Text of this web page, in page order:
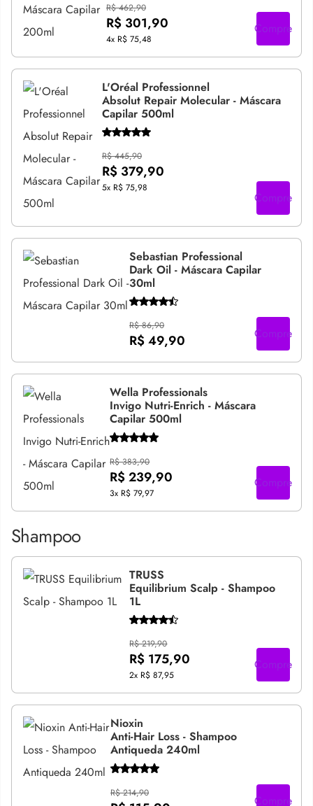
R$ 462,90
R$ 301,90
4x R$ 75,48
Compre
L'Oréal Professionnel
Absolut Repair Molecular - Máscara
Capilar 500ml
R$ 445,90
R$ 379,90
5x R$ 75,98
Compre
Sebastian Professional
Dark Oil - Máscara Capilar
30ml
R$ 86,90
R$ 49,90 Compre
Wella Professionals
Invigo Nutri-Enrich - Máscara
Capilar 500ml
R$ 383,90
R$ 239,90
3x R$ 79,97
Compre
Shampoo
TRUSS
Equilibrium Scalp - Shampoo
1L
R$ 219,90
R$ 175,90
2x R$ 87,95
Compre
Nioxin
Anti-Hair Loss - Shampoo
Antiqueda 240ml
R$ 214,90 Compre